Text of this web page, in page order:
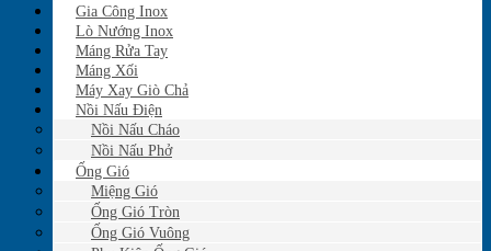
Gia Công Inox
Lò Nướng Inox
Máng Rửa Tay
Máng Xối
Máy Xay Giò Chả
Nồi Nấu Điện
Nồi Nấu Cháo
Nồi Nấu Phở
Ống Gió
Miệng Gió
Ống Gió Tròn
Ống Gió Vuông